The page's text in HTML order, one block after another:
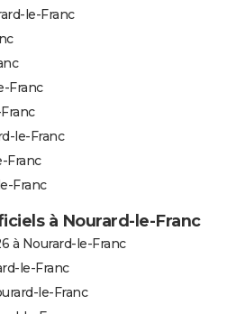
le-Franc
Franc
le-Franc
Franc
Franc
à Nourard-le-Franc
à Nourard-le-Franc
le-Franc
le-Franc